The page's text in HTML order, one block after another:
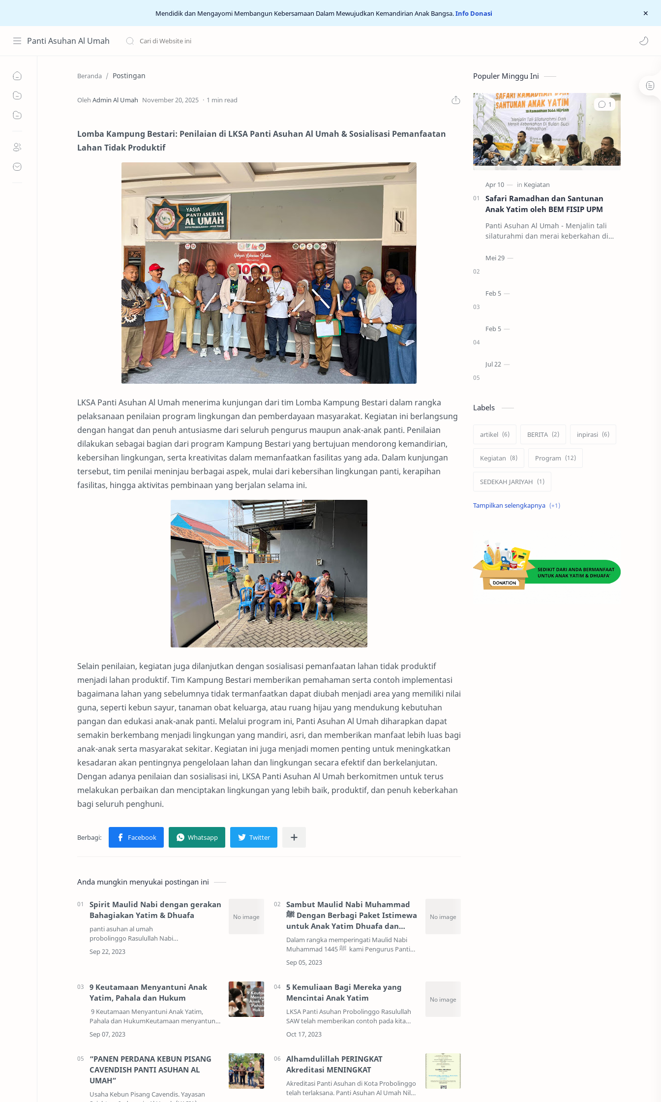
Mendidik dan Mengayomi Membangun Kebersamaan Dalam Mewujudkan Kemandirian Anak Bangsa.Info Donasi
Panti Asuhan Al Umah
Beranda Postingan
1 min read
Lomba Kampung Bestari: Penilaian di LKSA Panti Asuhan Al Umah & Sosialisasi Pemanfaatan
Lahan Tidak Produktif
LKSA Panti Asuhan Al Umah menerima kunjungan dari tim Lomba Kampung Bestari dalam rangka
pelaksanaan penilaian program lingkungan dan pemberdayaan masyarakat. Kegiatan ini berlangsung
dengan hangat dan penuh antusiasme dari seluruh pengurus maupun anak-anak panti. Penilaian
dilakukan sebagai bagian dari program Kampung Bestari yang bertujuan mendorong kemandirian,
kebersihan lingkungan, serta kreativitas dalam memanfaatkan fasilitas yang ada. Dalam kunjungan
tersebut, tim penilai meninjau berbagai aspek, mulai dari kebersihan lingkungan panti, kerapihan
fasilitas, hingga aktivitas pembinaan yang berjalan selama ini.
Selain penilaian, kegiatan juga dilanjutkan dengan sosialisasi pemanfaatan lahan tidak produktif
menjadi lahan produktif. Tim Kampung Bestari memberikan pemahaman serta contoh implementasi
bagaimana lahan yang sebelumnya tidak termanfaatkan dapat diubah menjadi area yang memiliki nilai
guna, seperti kebun sayur, tanaman obat keluarga, atau ruang hijau yang mendukung kebutuhan
pangan dan edukasi anak-anak panti. Melalui program ini, Panti Asuhan Al Umah diharapkan dapat
semakin berkembang menjadi lingkungan yang mandiri, asri, dan memberikan manfaat lebih luas bagi
anak-anak serta masyarakat sekitar. Kegiatan ini juga menjadi momen penting untuk meningkatkan
kesadaran akan pentingnya pengelolaan lahan dan lingkungan secara efektif dan berkelanjutan.
Dengan adanya penilaian dan sosialisasi ini, LKSA Panti Asuhan Al Umah berkomitmen untuk terus
melakukan perbaikan dan menciptakan lingkungan yang lebih baik, produktif, dan penuh keberkahan
bagi seluruh penghuni.
Anda mungkin menyukai postingan ini
Spirit Maulid Nabi dengan gerakan
Bahagiakan Yatim & Dhuafa
panti asuhan al umah
probolinggo Rasulullah Nabi
Muhammad Shallallahu alaihi
wasallam (SAW) bagi umat Islam di seluruh
Sambut Maulid Nabi Muhammad
ﷺ Dengan Berbagi Paket Istimewa
untuk Anak Yatim Dhuafa dan
Penghafal Qur'an 1445 H
Dalam rangka memperingati Maulid Nabi
Muhammad ﷺ 1445 kami Pengurus Panti
Asuhan Al Umah Probolinggo akan
mengadakan peringatan Maulid Nabi
9 Keutamaan Menyantuni Anak
Yatim, Pahala dan Hukum
9 Keutamaan Menyantuni Anak Yatim,
Pahala dan HukumKeutamaan menyantuni
anak yatim serta hukumnya dalam islam
yang perlu kita ketahui. Apa saja sih ? Berikut
5 Kemuliaan Bagi Mereka yang
Mencintai Anak Yatim
LKSA Panti Asuhan Probolinggo Rasulullah
SAW telah memberikan contoh pada kita
untuk mencintai dan menyayangi anak
yatim, terlebih adalah mereka yang masih
“PANEN PERDANA KEBUN PISANG
CAVENDISH PANTI ASUHAN AL
UMAH”
Usaha Kebun Pisang Cavendis. Yayasan
Alhamdulillah PERINGKAT
Akreditasi MENINGKAT
Akreditasi Panti Asuhan di Kota Probolinggo
telah terlaksana. Panti Asuhan Al Umah Nilai
Populer Minggu Ini
Safari Ramadhan dan Santunan
Anak Yatim oleh BEM FISIP UPM
Panti Asuhan Al Umah - Menjalin tali
silaturahmi dan merai keberkahan di
melaksanakan kegiatan Safari
Labels
artikel BERITA inpirasi
Kegiatan Program
SEDEKAH JARIYAH
ZAKAT